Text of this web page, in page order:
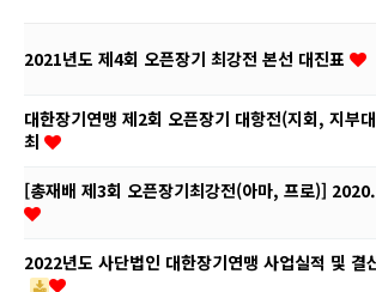
2021년도 제4회 오픈장기 최강전 본선 대진표
대한장기연맹 제2회 오픈장기 대항전(지회, 지부
최
[총재배 제3회 오픈장기최강전(아마, 프로)]
2022년도 사단법인 대한장기연맹 사업실적 및 결